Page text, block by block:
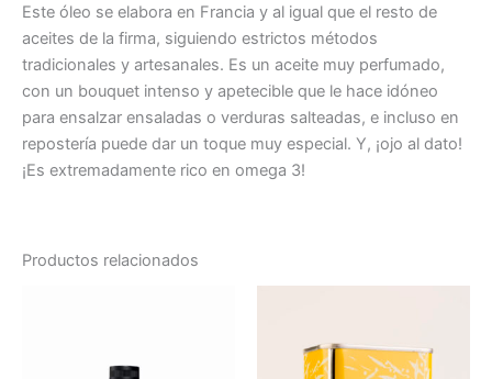
Este óleo se elabora en Francia y al igual que el resto de
aceites de la firma, siguiendo estrictos métodos
tradicionales y artesanales. Es un aceite muy perfumado,
con un bouquet intenso y apetecible que le hace idóneo
para ensalzar ensaladas o verduras salteadas, e incluso en
repostería puede dar un toque muy especial. Y, ¡ojo al dato!
¡Es extremadamente rico en omega 3!
Productos relacionados